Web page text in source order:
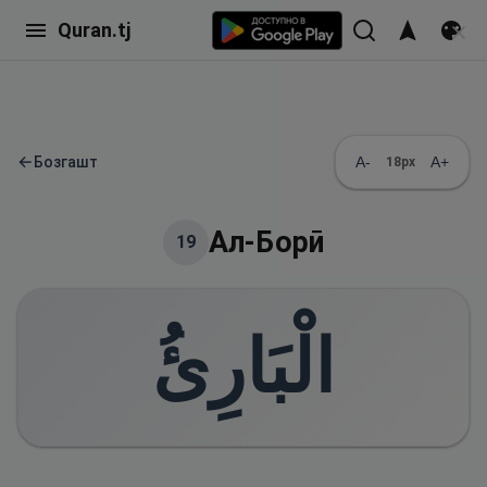
Quran.tj
←Бозгашт A- 18px A+
19 Ал-Борӣ
الْبَارِئُ